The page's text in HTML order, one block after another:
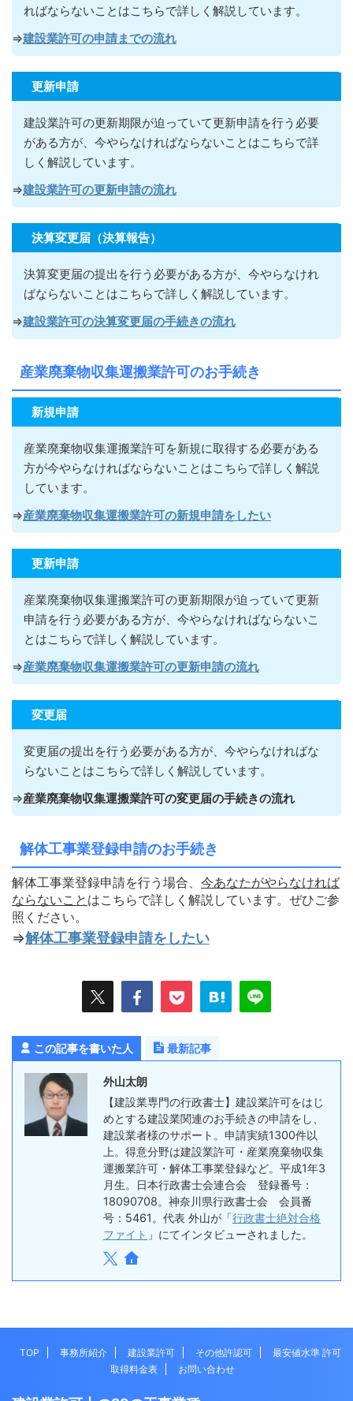
ればならないこ とはこちらで詳しく解説しています。
⇒建設業許可の申請までの流れ
更新申請
建設業許可の更新期限が迫っていて更新申請を行う必要
がある方が 、今やらなければならないこ とはこちらで詳
しく解説しています。
⇒建設業許可の更新申請の流れ
決算変更届（決算報告）
決算変更届の提出を行う必要がある方が 、今やらなけれ
ばならないこ とはこちらで詳しく解説しています。
⇒建設業許可の決算変更届の手続きの流れ
産業廃棄物収集運搬業許可のお手続き
新規申請
産業廃棄物収集運搬業許可を新規に取得する必要がある
方が今やらなければならないこ とはこちらで詳しく解説
しています。
⇒産業廃棄物収集運搬業許可の新規申請をしたい
更新申請
産業廃棄物収集運搬業許可の更新期限が迫っていて更新
申請を行う必要がある方が 、今やらなければならないこ
とはこちらで詳しく解説しています。
⇒産業廃棄物収集運搬業許可の更新申請の流れ
変更届
変更届の提出を行う必要がある方が 、今やらなければな
らないこ とはこちらで詳しく解説しています。
⇒産業廃棄物収集運搬業許可の変更届の手続きの流れ
解体工事業登録申請のお手続き
解体工事業登録申請を行う場合、 今あなたがやらなければ
ならないこ と はこちらで詳しく解説しています。ぜひご参
照ください。
⇒解体工事業登録申請をしたい
この記事を書いた人 最新記事
外山太朗
【建設業専門の行政書士】建設業許可をはじ
めとする建設業関連のお手続きの申請をし、
建設業者様のサポート。申請実績1300件以
上。得意分野は建設業許可・産業廃棄物収集
運搬業許可・解体工事業登録など。平成1年3
月生。日本行政書士会連合会 登録番号：
18090708。神奈川県行政書士会 会員番
号：5461。代表 外山が「行政書士絶対合格
ファイト 」にてインタビューされました。
TOP 事務所紹介 建設業許可 その他許認可
最安値水準 許可
取得料金表
お問い合わせ